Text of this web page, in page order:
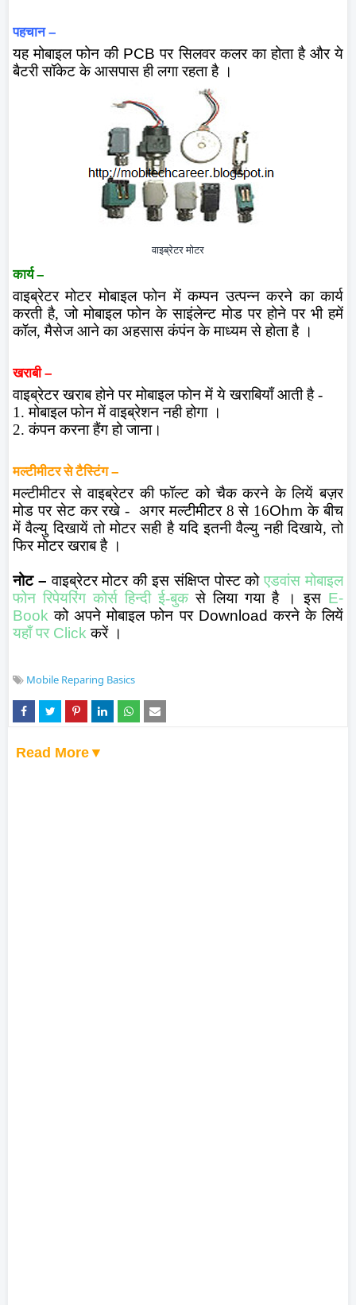
पहचान –
यह मोबाइल फोन की PCB पर सिलवर कलर का होता है और ये
बैटरी सॉकेट के आसपास ही लगा रहता है ।
वाइब्रेटर मोटर
कार्य –
वाइब्रेटर मोटर मोबाइल फोन में कम्पन उत्पन्न करने का कार्य
करती है, जो मोबाइल फोन के साइंलेन्ट मोड पर होने पर भी हमें
कॉल, मैसेज आने का अहसास कंपंन के माध्यम से होता है ।
खराबी –
वाइब्रेटर खराब होने पर मोबाइल फोन में ये खराबियाँ आती है -
1. मोबाइल फोन में वाइब्रेशन नही होगा ।
2. कंपन करना हैंग हो जाना।
मल्टीमीटर से टैस्टिंग –
मल्टीमीटर से वाइब्रेटर की फॉल्ट को चैक करने के लियें बज़र
मोड पर सेट कर रखे - अगर मल्टीमीटर 8 से 16Ohm के बीच
में वैल्यु दिखायें तो मोटर सही है यदि इतनी वैल्यु नही दिखाये, तो
फिर मोटर खराब है ।
नोट – वाइब्रेटर मोटर की इस संक्षिप्त पोस्ट कोएडवांस मोबाइल
फोन रिपेयरिंग कोर्स हिन्दी ई-बुकसे लिया गया है । इस E-
Book को अपने मोबाइल फोन पर Download करने के लियें
यहाँ पर Click करें ।
Mobile Reparing Basics
Read More▼